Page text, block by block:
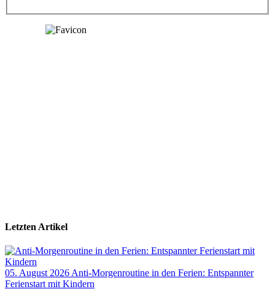
Letzten Artikel
05. August 2026 Anti-Morgenroutine in den Ferien: Entspannter
Ferienstart mit Kindern